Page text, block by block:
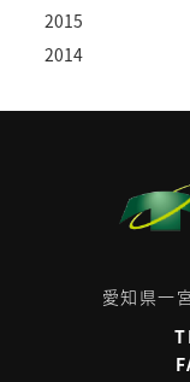
2015
2014
愛知県一